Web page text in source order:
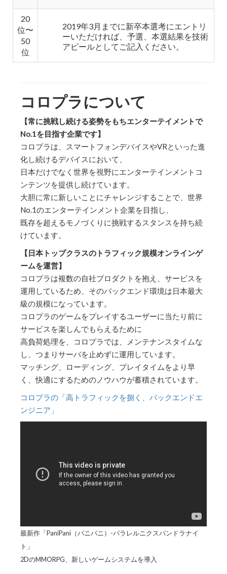
20
位〜
50
位
2019年3月までに新卒本選考にエントリ
ーいただければ、予選、本選結果を技術
アピールとしてご記入ください。
コロプラについて
【常に挑戦し続ける姿勢をもちエンターテイメントで
No.1を目指す企業です】
コロプラは、スマートフォンデバイスやVRといった進
化し続けるデバイスにおいて、
日本だけでなく世界を視野にエンターテインメントコ
ンテンツを提供し続けています。
大胆に常に新しいことにチャレンジすることで、世界
No.1のエンターテインメント企業を目指し、
既存を超えるモノづくりに挑戦するスタンスを持ち続
けています。
【日本トップクラスのトラフィック規模オンラインゲ
ームを運営】
コロプラは複数の自社プロダクトを抱え、サービスを
運用しているため、そのバックエンド環境は日本最大
級の規模になっています。
コロプラのゲームをプレイするユーザーに当たり前に
サービスを楽しんでもらえるために
高負荷処理を、コロプラでは、メンテナンスタイムな
し、つまりサーバを止めずに運用しています。
マッチング、ローディング、プレイタイムをより早
く、快適にするためのノウハウが蓄積されています。
コロプラの「高トラフィックを捌く、バックエンドエ
ンジニア」
最新作「PaniPani（パニパニ）-パラレルニクスパンドラナイ
ト」
2DのMMORPG、新しいゲームシステムを導入